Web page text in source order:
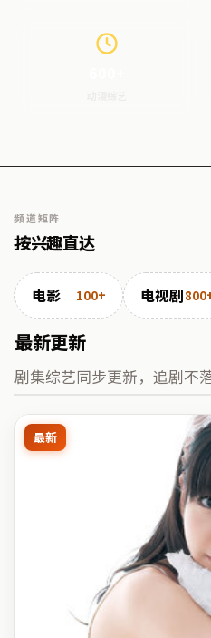
频道矩阵
按兴趣直达
电影 100+ 电视剧
最新更新
剧集综艺同步更新，追剧不
最新